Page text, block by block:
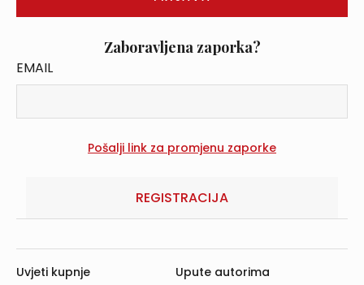
Zaboravljena zaporka?
EMAIL
REGISTRACIJA
Uvjeti kupnje Upute autorima